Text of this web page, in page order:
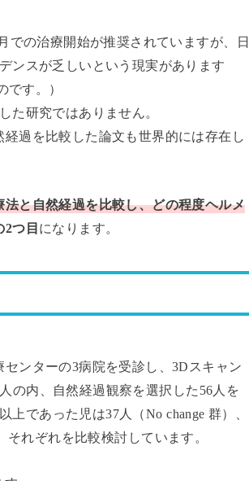
での治療開始が推奨されていますが、日
ンスが乏しいという現実があります
す。）
た研究ではありません。
過を比較した論文も世界的には存在し
と自然経過を比較し、どの程度ヘルメ
つ目 になります。
ンターの3病院を受診し、3Dスキャン
の内、自然経過観察を選択した56人を
であった児は37人（No change 群）、
れぞれを比較検討しています。